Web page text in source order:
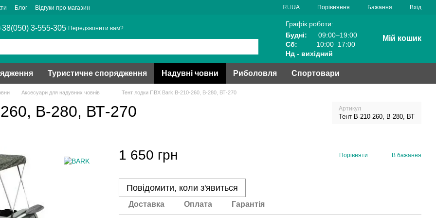
Блог Відгуки про магазин RUUA Порівняння Бажання Вхід
3-555-305 Передзвонити вам?
Графік роботи:
Будні:
09:00–19:00
Сб:
10:00–17:00
Нд - вихідний
Мій кошик
Туристичне спорядження Надувні човни Риболовля Спортовари
Аксесуари для надувних човнів Тент лодки ПВХ Bark В-210-260, В-280, ВТ-270
В-280, ВТ-270 Артикул
Тент В-210-260, В-280, ВТ
1 650 грн Порівняти В бажання
Повідомити, коли з'явиться
Доставка Оплата Гарантія